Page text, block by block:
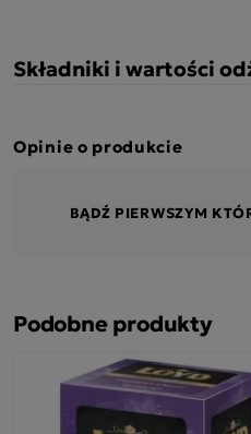
Składniki i wartości
Opinie o produkcie
BĄDŹ PIERWSZYM
Podobne produkty